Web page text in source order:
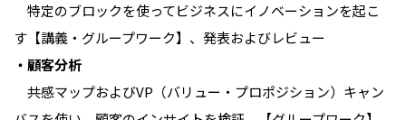
特定のブロックを使ってビジネスにイノベーションを起こ
す【講義・グループワーク】、発表およびレビュー
・顧客分析
共感マップおよびVP（バリュー・プロポジション）キャン